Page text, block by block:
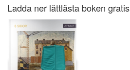
Ladda ner lättlästa boken gratis